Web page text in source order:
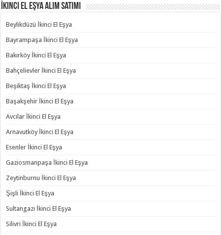
İkinci El Eşya Alım Satımı
Beylikdüzü İkinci El Eşya
Bayrampaşa İkinci El Eşya
Bakırköy İkinci El Eşya
Bahçelievler İkinci El Eşya
Beşiktaş İkinci El Eşya
Başakşehir İkinci El Eşya
Avcılar İkinci El Eşya
Arnavutköy İkinci El Eşya
Esenler İkinci El Eşya
Gaziosmanpaşa İkinci El Eşya
Zeytinburnu İkinci El Eşya
Şişli İkinci El Eşya
Sultangazi İkinci El Eşya
Silivri İkinci El Eşya